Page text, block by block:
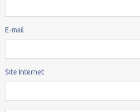
E-mail
Site Internet